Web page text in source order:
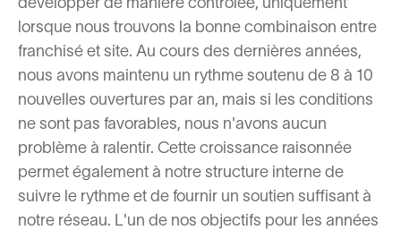
lorsque nous trouvons la bonne combinaison entre
franchisé et site. Au cours des dernières années,
nous avons maintenu un rythme soutenu de 8 à 10
nouvelles ouvertures par an, mais si les conditions
ne sont pas favorables, nous n'avons aucun
problème à ralentir. Cette croissance raisonnée
permet également à notre structure interne de
suivre le rythme et de fournir un soutien suffisant à
notre réseau. L'un de nos objectifs pour les années